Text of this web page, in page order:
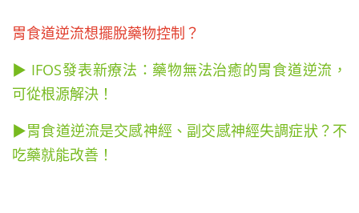
胃食道逆流想擺脫藥物控制？
▶ IFOS發表新療法：藥物無法治癒的胃食道逆流，
可從根源解決！
▶胃食道逆流是交感神經、副交感神經失調症狀？不
吃藥就能改善！